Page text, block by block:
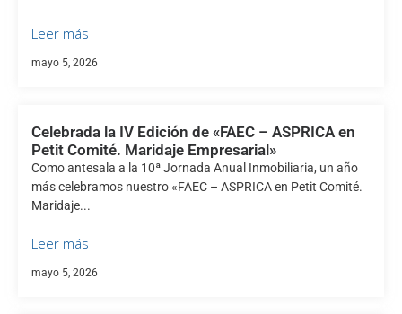
Leer más
mayo 5, 2026
Celebrada la IV Edición de «FAEC – ASPRICA en
Petit Comité. Maridaje Empresarial»
Como antesala a la 10ª Jornada Anual Inmobiliaria, un año
más celebramos nuestro «FAEC – ASPRICA en Petit Comité.
Maridaje...
Leer más
mayo 5, 2026